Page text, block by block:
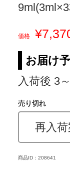
価格
お届け
入荷後 3
売り切れ
再入
商品ID：208641